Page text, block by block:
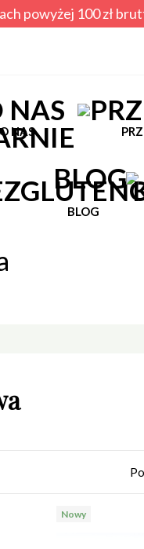
powyżej 100 zł
O NAS
BLOG
Nowy